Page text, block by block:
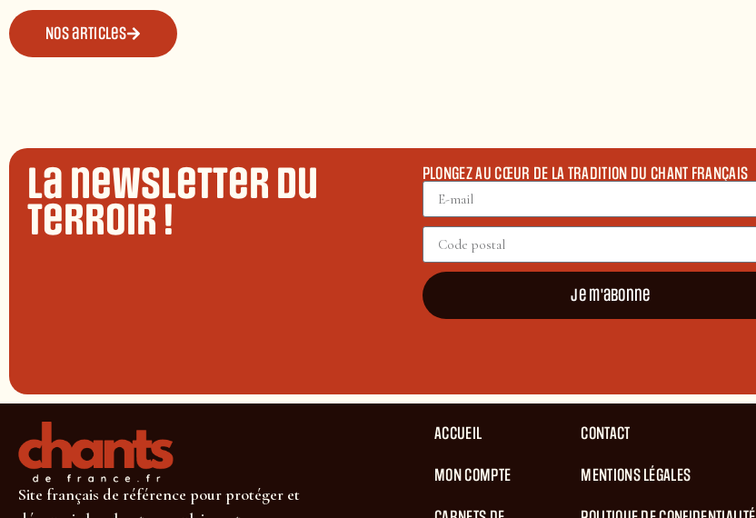
Nos articles
La newsletter du
terroir !
PLONGEZ AU CŒUR DE LA TRADITION DU CHANT FRANÇAIS
Je m'abonne
Site français de référence pour protéger et
ACCUEIL
MON COMPTE
CONTACT
MENTIONS LÉGALES